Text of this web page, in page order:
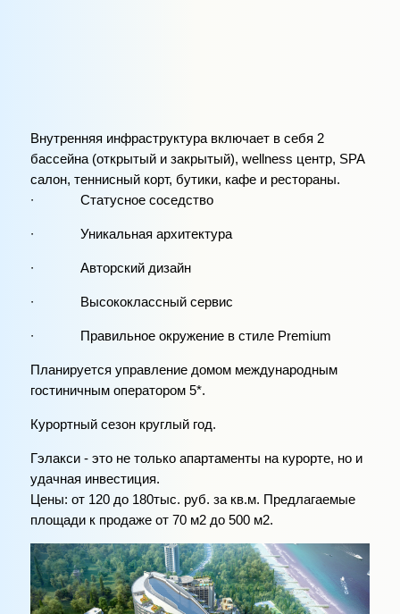
Внутренняя инфраструктура включает в себя 2
бассейна (открытый и закрытый), wellness центр, SPA
салон, теннисный корт, бутики, кафе и рестораны.
∙ Статусное соседство
∙ Уникальная архитектура
∙ Авторский дизайн
∙ Высококлассный сервис
∙ Правильное окружение в стиле Premium
Планируется управление домом международным
гостиничным оператором 5*.
Курортный сезон круглый год.
Гэлакси - это не только апартаменты на курорте, но и
удачная инвестиция.
Цены: от 120 до 180тыс. руб. за кв.м. Предлагаемые
площади к продаже от 70 м2 до 500 м2.